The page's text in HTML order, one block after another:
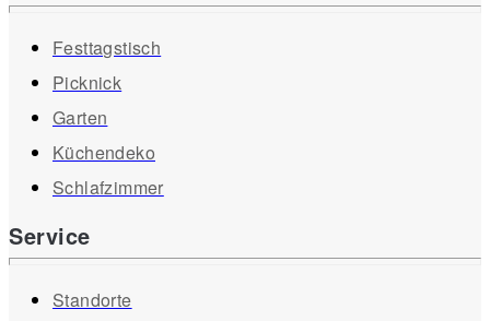
Festtagstisch
Picknick
Garten
Küchendeko
Schlafzimmer
Service
Standorte